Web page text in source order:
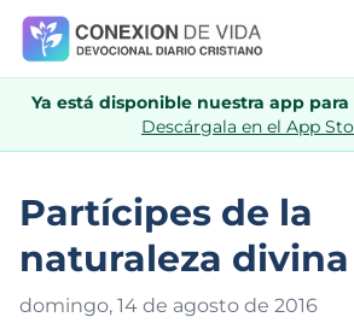
Ya está disponible nuestra app
Descárgala en el App
Partícipes de la
naturaleza divina
domingo, 14 de agosto de 2016